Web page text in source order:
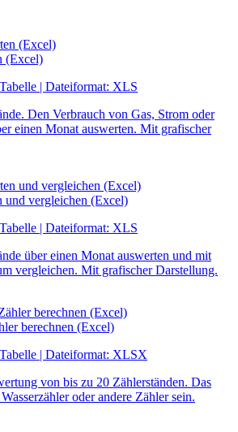
(Excel)
| Dateiformat: XLS
Den Verbrauch von Gas, Strom oder
einen Monat auswerten. Mit grafischer
und vergleichen (Excel)
| Dateiformat: XLS
über einen Monat auswerten und mit
vergleichen. Mit grafischer Darstellung.
berechnen (Excel)
| Dateiformat: XLSX
von bis zu 20 Zählerständen. Das
oder andere Zähler sein.